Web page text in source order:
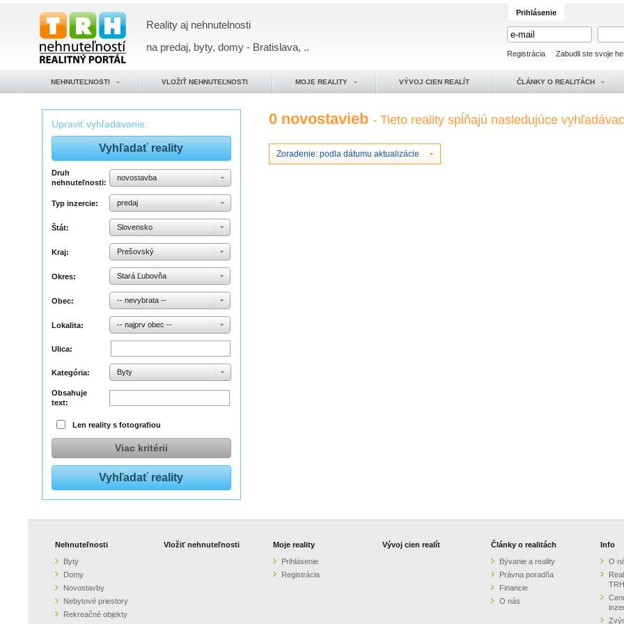
Reality aj nehnutelnosti
na predaj, byty, domy - Bratislava, ..
Prihlásenie
Registrácia Zabudli ste svoje
NEHNUTEĽNOSTI VLOŽIŤ NEHNUTEĽNOSTI MOJE REALITY VÝVOJ CIEN REALÍT ČLÁNKY O REALITÁCH
Upraviť vyhľadávanie:
Druh
nehnuteľnosti:
novostavba
Typ inzercie: predaj
Štát: Slovensko
Kraj: Prešovský
Okres: Stará Ľubovňa
Obec: -- nevybrata --
Lokalita: -- najprv obec --
Ulica:
Kategória: Byty
Obsahuje
text:
Len reality s fotografiou
Viac kritérii
0 novostavieb- Tieto reality spĺňajú nasledujúce
Zoradenie: podla dátumu aktualizácie
Nehnuteľnosti
Byty
Domy
Novostavby
Nebytové priestory
Rekreačné objekty
Vložiť nehnuteľnosti
Moje reality
Prihlásenie
Registrácia
Vývoj cien realít
Články o realitách
Bývanie a reality
Právna poradňa
Financie
O nás
Info
O